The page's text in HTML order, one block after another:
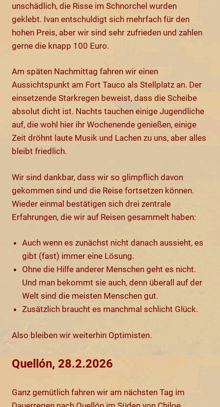
unschädlich, die Risse im Schnorchel wurden
geklebt. Ivan entschuldigt sich mehrfach für den
hohen Preis, aber wir sind sehr zufrieden und zahlen
gerne die knapp 100 Euro.
Am späten Nachmittag fahren wir einen
Aussichtspunkt am Fort Tauco als Stellplatz an. Der
einsetzende Starkregen beweist, dass die Scheibe
absolut dicht ist. Nachts tauchen einige Jugendliche
auf, die wohl hier ihr Wochenende genießen, einige
Zeit dröhnt laute Musik und Lachen zu uns, aber alles
bleibt friedlich.
Wir sind dankbar, dass wir so glimpflich davon
gekommen sind und die Reise fortsetzen können.
Wieder einmal bestätigen sich drei zentrale
Erfahrungen, die wir auf Reisen gesammelt haben:
Auch wenn es zunächst nicht danach aussieht, es
gibt (fast) immer eine Lösung.
Ohne die Hilfe anderer Menschen geht es nicht.
Und man bekommt sie auch, denn überall auf der
Welt sind die meisten Menschen gut.
Zusätzlich braucht es manchmal schlicht Glück.
Also bleiben wir weiterhin Optimisten.
Quellón, 28.2.2026
Ganz gemütlich fahren wir am nächsten Tag im